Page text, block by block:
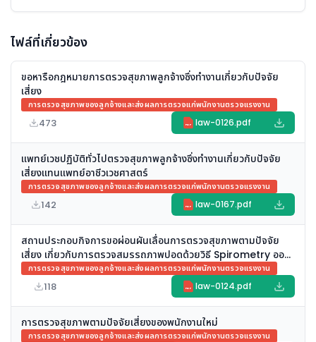
ไฟล์ที่เกี่ยวข้อง
ขอหารือกฎหมายการตรวจสุขภาพลูกจ้างซึ่งทำงานเกี่ยวกับปัจจัย
เสี่ยง
การตรวจสุขภาพของลูกจ้างและส่งผลการตรวจแก่พนักงานตรวจแรงงาน
473 PDF law-0126.pdf
แพทย์เวชปฏิบัติทั่วไปตรวจสุขภาพลูกจ้างซึ่งทำงานเกี่ยวกับปัจจัย
เสี่ยงแทนแพทย์อาชีวเวชศาสตร์
การตรวจสุขภาพของลูกจ้างและส่งผลการตรวจแก่พนักงานตรวจแรงงาน
142 PDF law-0167.pdf
สถานประกอบกิจการขอผ่อนผันเลื่อนการตรวจสุขภาพตามปัจจัย
เสี่ยง เกี่ยวกับการตรวจสมรรถภาพปอดด้วยวิธี Spirometry ออก
ไปก่อน จากสถานการณ์การแพร่ระบาดของ (COVID-19) ได้หรือ
ไม่…
การตรวจสุขภาพของลูกจ้างและส่งผลการตรวจแก่พนักงานตรวจแรงงาน
118 PDF law-0124.pdf
การตรวจสุขภาพตามปัจจัยเสี่ยงของพนักงานใหม่
การตรวจสุขภาพของลูกจ้างและส่งผลการตรวจแก่พนักงานตรวจแรงงาน